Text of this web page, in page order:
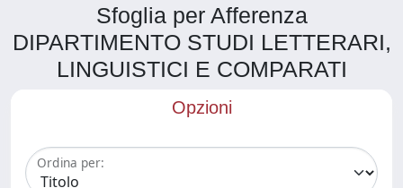
Sfoglia per Afferenza
DIPARTIMENTO STUDI LETTERARI,
LINGUISTICI E COMPARATI
Opzioni
Ordina per: